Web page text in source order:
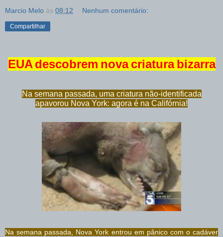
Marcio Melo às 08:12 Nenhum comentário:
Compartilhar
EUA descobrem nova criatura bizarra
Na semana passada, uma criatura não-identificada
apavorou Nova York: agora é na Califórnia!
Na semana passada, Nova York entrou em pânico com o cadáver